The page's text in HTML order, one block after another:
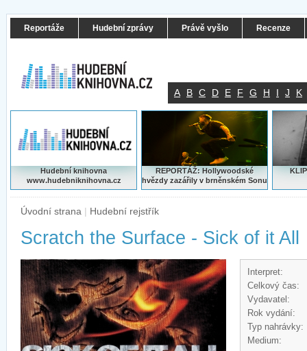
Reportáže Hudební zprávy Právě vyšlo Recenze
A B C D E F G H I J K
Hudební knihovna
www.hudebniknihovna.cz
REPORTÁŽ: Hollywoodské
hvězdy zazářily v brněnském Sonu
Úvodní strana | Hudební rejstřík
Scratch the Surface - Sick of it All
Interpret:
Celkový čas:
Vydavatel:
Rok vydání:
Typ nahrávky:
Medium: